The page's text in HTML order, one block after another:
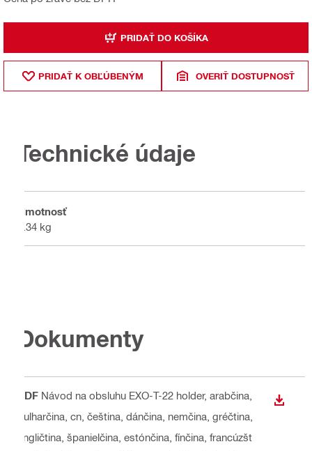
PRIDAŤ DO KOŠÍKA
PRIDAŤ K OBĽÚBENÝM OVERIŤ DOSTUPNOSŤ
Technické údaje
Hmotnosť
0.34 kg
Dokumenty
PDF Návod na obsluhu EXO-T-22 holder, arabčina,
bulharčina, cn, čeština, dánčina, nemčina, gréčtina,
angličtina, španielčina, estónčina, fínčina, francúzšt